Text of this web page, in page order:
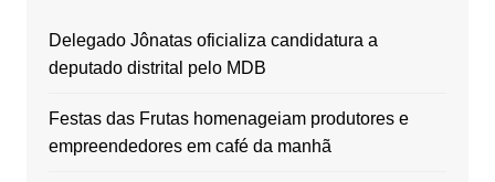
Delegado Jônatas oficializa candidatura a
deputado distrital pelo MDB
Festas das Frutas homenageiam produtores e
empreendedores em café da manhã